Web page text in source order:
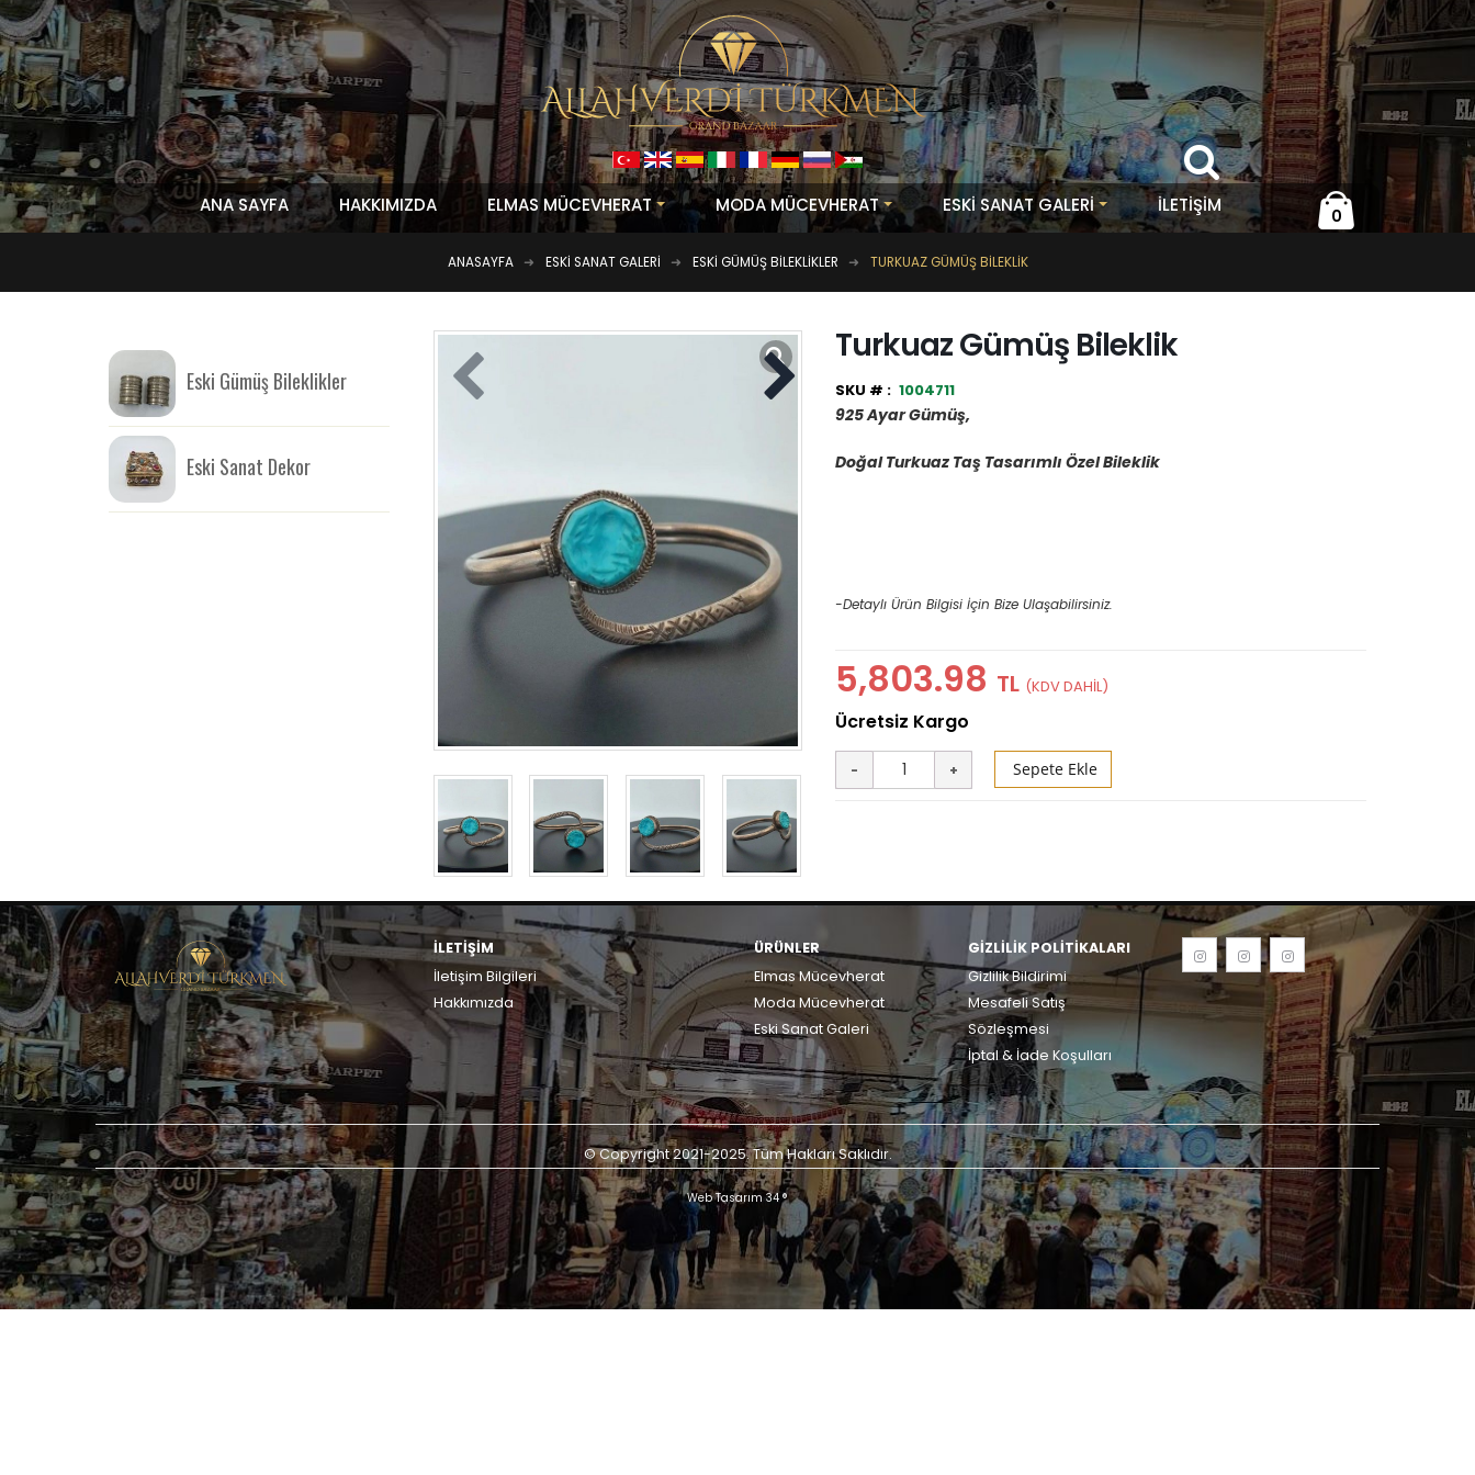
0
ANA SAYFA HAKKIMIZDA ELMAS MÜCEVHERAT MODA MÜCEVHERAT ESKİ SANAT GALERİ İLETIŞIM
ANASAYFA ESKİ SANAT GALERİ ESKI GÜMÜŞ BILEKLIKLER TURKUAZ GÜMÜŞ BILEKLIK
Turkuaz Gümüş Bileklik
1004711
925 Ayar Gümüş,
Doğal Turkuaz Taş Tasarımlı Özel Bileklik
-Detaylı Ürün Bilgisi İçin Bize Ulaşabilirsiniz.
5,803.98 TL
Sepete Ekle
Eski Gümüş Bileklikler
Eski Sanat Dekor
İLETİŞİM
İletişim Bilgileri
Hakkımızda
ÜRÜNLER
Elmas Mücevherat
Moda Mücevherat
Eski Sanat Galeri
GIZLILIK POLITIKALARI
Gizlilik Bildirimi
Mesafeli Satış
Sözleşmesi
İptal & İade Koşulları
© Copyright 2021-2025. Tüm Hakları Saklıdır.
Web Tasarım 34 ®